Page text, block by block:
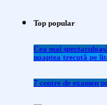
Top popular
Cea mai
noaptea trecută pe
7 centre de examen